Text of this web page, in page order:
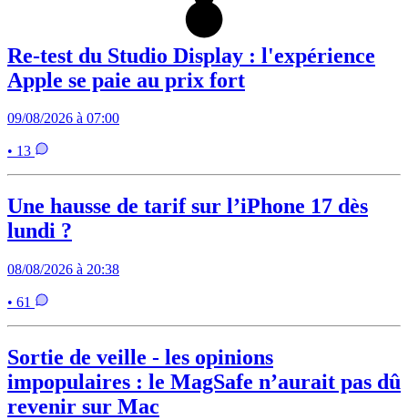
Re-test du Studio Display : l'expérience
Apple se paie au prix fort
09/08/2026 à 07:00
• 13
Une hausse de tarif sur l’iPhone 17 dès
lundi ?
08/08/2026 à 20:38
• 61
Sortie de veille - les opinions
impopulaires : le MagSafe n’aurait pas dû
revenir sur Mac